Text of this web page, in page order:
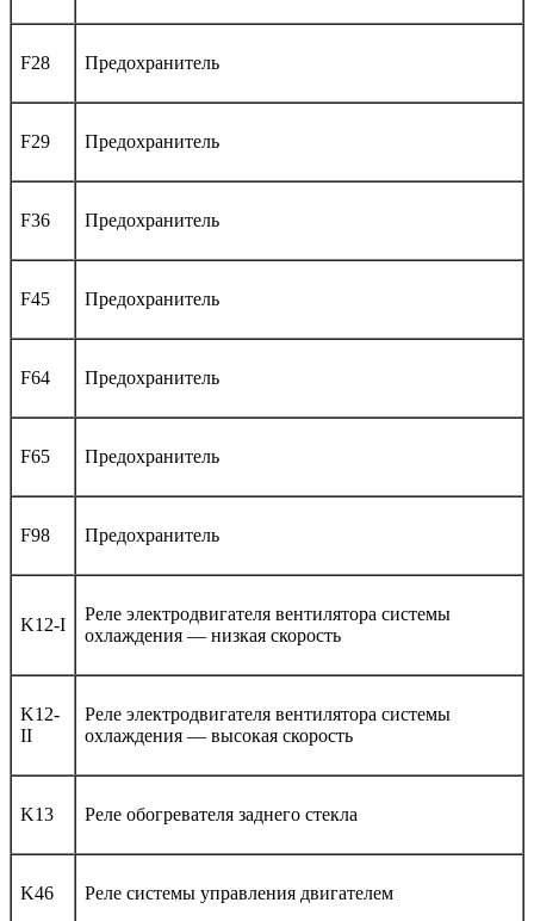
F28 Предохранитель
F29 Предохранитель
F36 Предохранитель
F45 Предохранитель
F64 Предохранитель
F65 Предохранитель
F98 Предохранитель
K12-I
Реле электродвигателя вентилятора системы
охлаждения — низкая скорость
K12-
II
Реле электродвигателя вентилятора системы
охлаждения — высокая скорость
K13 Реле обогревателя заднего стекла
K46 Реле системы управления двигателем